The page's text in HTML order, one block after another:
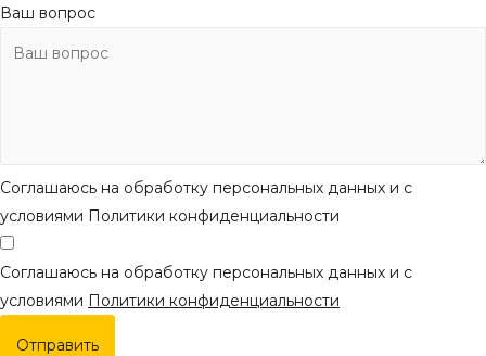
Ваш вопрос
Соглашаюсь на обработку персональных данных и с
условиями Политики конфиденциальности
Соглашаюсь на обработку персональных данных и с
условиями Политики конфиденциальности
Отправить